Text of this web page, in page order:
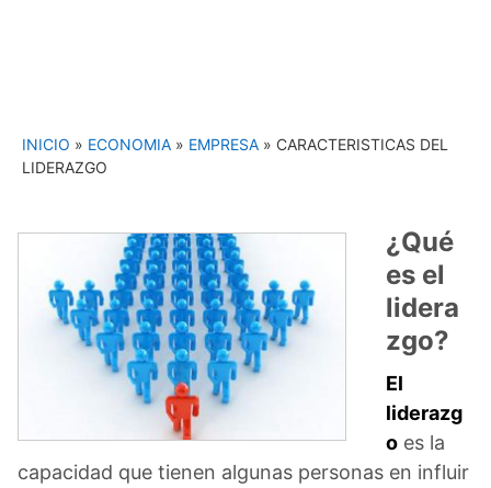
INICIO » ECONOMIA » EMPRESA » CARACTERISTICAS DEL
LIDERAZGO
¿Qué
es el
lidera
zgo?
El
liderazg
o es la
capacidad que tienen algunas personas en influir